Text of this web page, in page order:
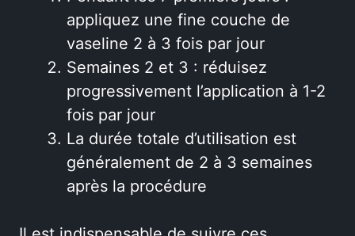
appliquez une fine couche de
vaseline 2 à 3 fois par jour
Semaines 2 et 3 : réduisez
progressivement l’application à 1-2
fois par jour
La durée totale d’utilisation est
généralement de 2 à 3 semaines
après la procédure